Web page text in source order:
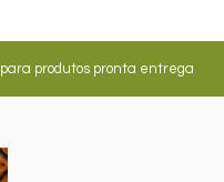
para produtos pronta entrega